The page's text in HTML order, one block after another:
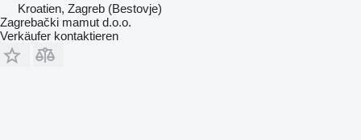
Kroatien, Zagreb (Bestovje)
Zagrebački mamut d.o.o.
Verkäufer kontaktieren